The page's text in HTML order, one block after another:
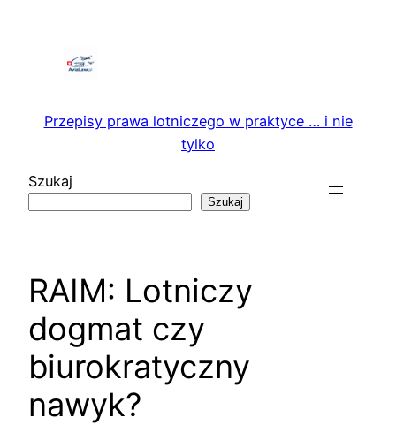
Przepisy prawa lotniczego w praktyce … i nie
tylko
Szukaj
Szukaj
RAIM: Lotniczy
dogmat czy
biurokratyczny
nawyk?